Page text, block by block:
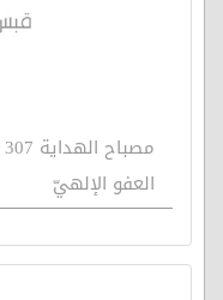
العفو الإلهيّ